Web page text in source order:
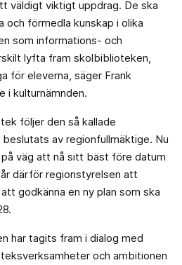
väldigt viktigt uppdrag. De ska
och förmedla kunskap i olika
som informations- och
lyfta fram skolbiblioteken,
för eleverna, säger Frank
i kulturnämnden.
följer den så kallade
av regionfullmäktige. Nu
väg att nå sitt bäst före datum
därför regionstyrelsen att
godkänna en ny plan som ska
har tagits fram i dialog med
och ambitionen